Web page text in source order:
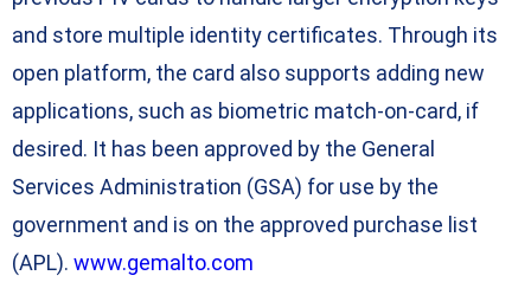
and store multiple identity certificates. Through its
open platform, the card also supports adding new
applications, such as biometric match-on-card, if
desired. It has been approved by the General
Services Administration (GSA) for use by the
government and is on the approved purchase list
(APL). www.gemalto.com